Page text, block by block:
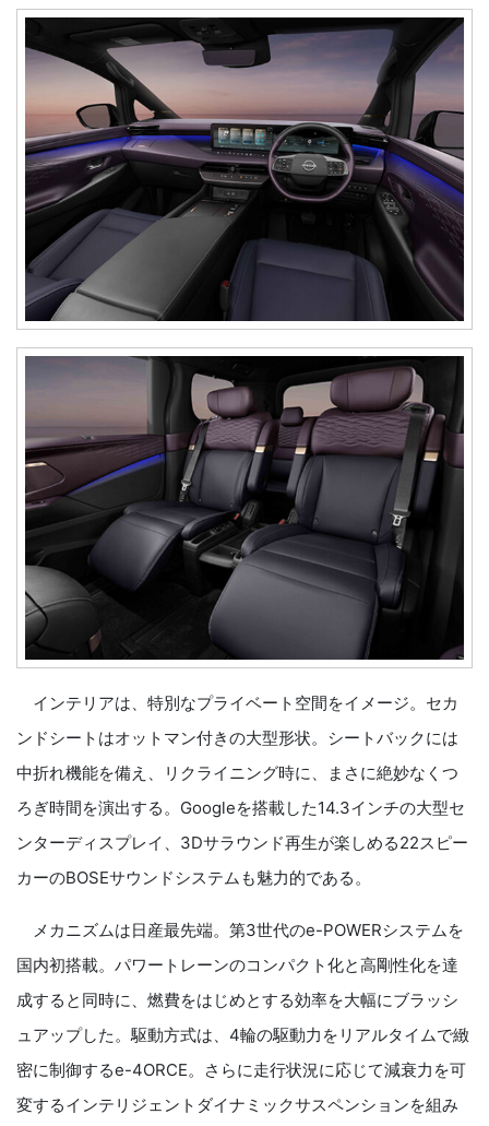
インテリアは、特別なプライベート空間をイメージ。セカ
ンドシートはオットマン付きの大型形状。シートバックには
中折れ機能を備え、リクライニング時に、まさに絶妙なくつ
ろぎ時間を演出する。Googleを搭載した14.3インチの大型セ
ンターディスプレイ、3Dサラウンド再生が楽しめる22スピー
カーのBOSEサウンドシステムも魅力的である。
メカニズムは日産最先端。第3世代のe-POWERシステムを
国内初搭載。パワートレーンのコンパクト化と高剛性化を達
成すると同時に、燃費をはじめとする効率を大幅にブラッシ
ュアップした。駆動方式は、4輪の駆動力をリアルタイムで緻
密に制御するe-4ORCE。さらに走行状況に応じて減衰力を可
変するインテリジェントダイナミックサスペンションを組み